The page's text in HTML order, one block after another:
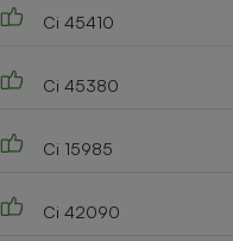
Ci 45410
Ci 45380
Ci 15985
Ci 42090